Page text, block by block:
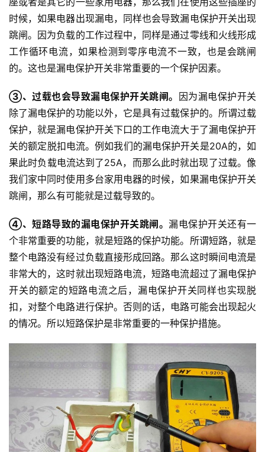
时候，如果电器出现漏电，同样也会导致漏电保护开关出现
跳闸。因为负载的工作过程中，同样是通过零线和火线形成
工作循环电流，如果检测到零序电流不一致，也是会跳闸
的。这也是漏电保护开关非常重要的一个保护因素。
③、过载也会导致漏电保护开关跳闸。 因为漏电保护开关
除了漏电保护的功能以外，它是具有过载保护的。所谓过载
保护，就是漏电保护开关下口的工作电流大于了漏电保护开
关的额定脱扣电流。例如我们的漏电保护开关是20A的，如
果此时负载电流达到了25A，而那么此时就出现了过载。像
我们家中同时使用多台家用电器的时候，如果漏电保护开关
跳闸，那么有可能就是过载导致的。
④、短路导致的漏电保护开关跳闸。 漏电保护开关还有一
个非常重要的功能，就是短路的保护功能。所谓短路，就是
整个电路没有经过负载直接形成回路。那么这时瞬间电流是
非常大的，这时就出现短路电流，短路电流超过了漏电保护
开关的额定的短路电流之后，漏电保护开关同样也实现脱
扣，对整个电路进行保护。否则的话，电路可能会出现起火
的情况。所以短路保护是非常重要的一种保护措施。